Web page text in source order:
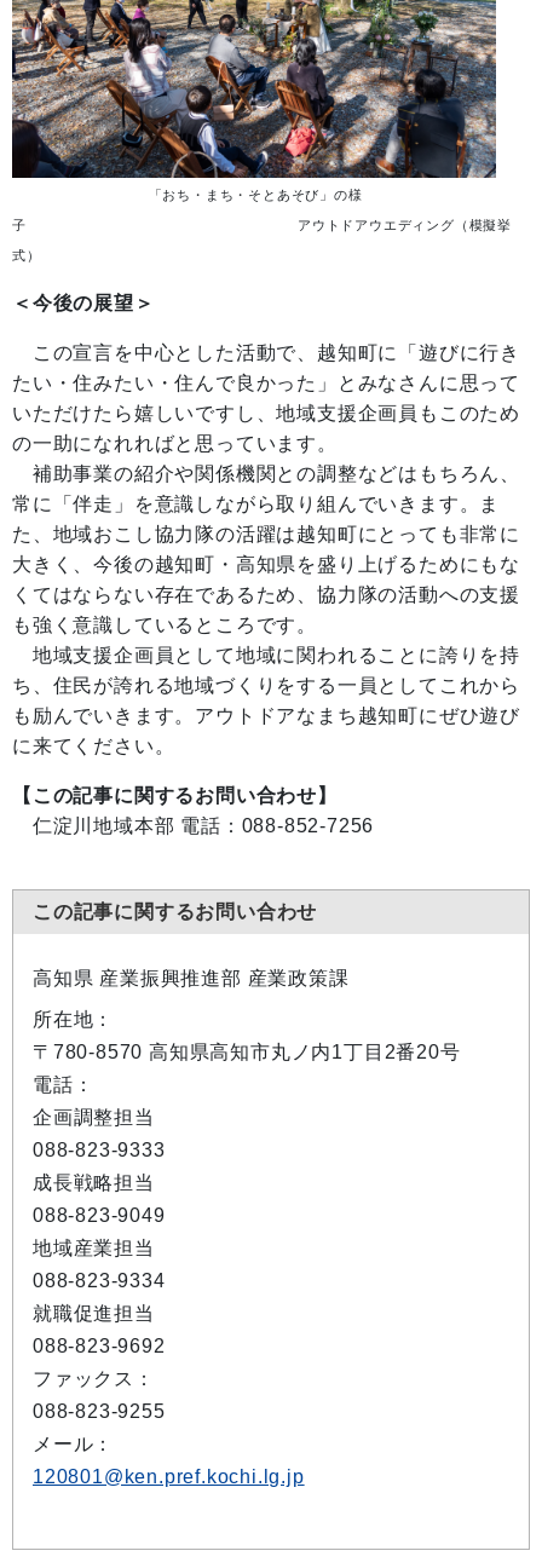
「おち・まち・そとあそび」の様
子 アウトドアウエディング（模擬挙
式）
＜今後の展望＞
この宣言を中心とした活動で、越知町に「遊びに行き
たい・住みたい・住んで良かった」とみなさんに思って
いただけたら嬉しいですし、地域支援企画員もこのため
の一助になれればと思っています。
補助事業の紹介や関係機関との調整などはもちろん、
常に「伴走」を意識しながら取り組んでいきます。ま
た、地域おこし協力隊の活躍は越知町にとっても非常に
大きく、今後の越知町・高知県を盛り上げるためにもな
くてはならない存在であるため、協力隊の活動への支援
も強く意識しているところです。
地域支援企画員として地域に関われることに誇りを持
ち、住民が誇れる地域づくりをする一員としてこれから
も励んでいきます。アウトドアなまち越知町にぜひ遊び
に来てください。
【この記事に関するお問い合わせ】
仁淀川地域本部 電話：088-852-7256
この記事に関するお問い合わせ
高知県 産業振興推進部 産業政策課
所在地：
〒780-8570 高知県高知市丸ノ内1丁目2番20号
電話：
企画調整担当
088-823-9333
成長戦略担当
088-823-9049
地域産業担当
088-823-9334
就職促進担当
088-823-9692
ファックス：
088-823-9255
メール：
120801@ken.pref.kochi.lg.jp